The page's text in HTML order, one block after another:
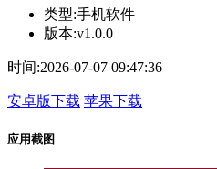
类型:手机软件
版本:v1.0.0
时间:2026-07-07 09:47:36
安卓版下载 苹果下载
应用截图